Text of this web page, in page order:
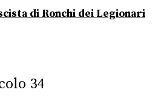
di Ronchi dei Legionari
34